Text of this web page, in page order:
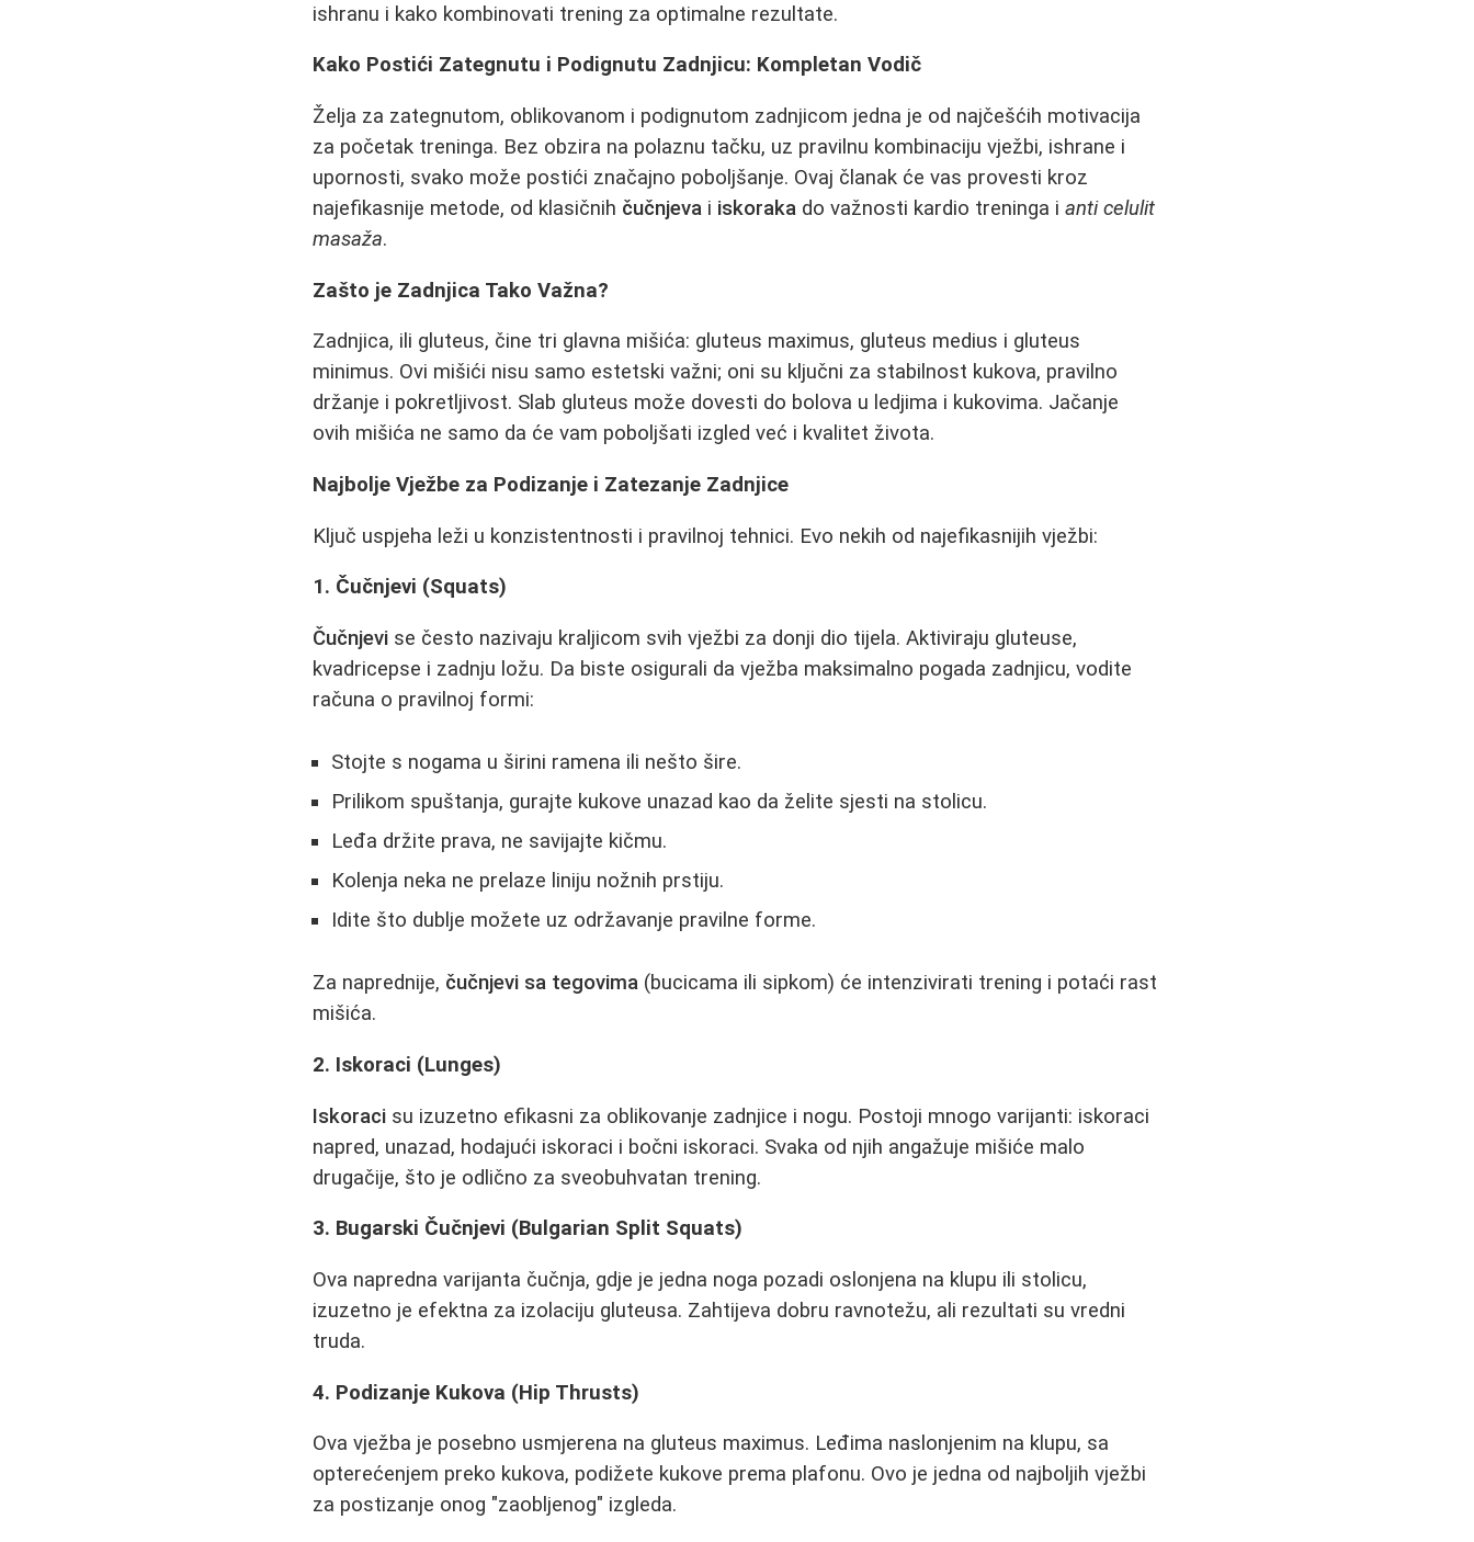
ishranu i kako kombinovati trening za optimalne rezultate.
Kako Postići Zategnutu i Podignutu Zadnjicu: Kompletan Vodič
Želja za zategnutom, oblikovanom i podignutom zadnjicom jedna je od najčešćih motivacija
za početak treninga. Bez obzira na polaznu tačku, uz pravilnu kombinaciju vježbi, ishrane i
upornosti, svako može postići značajno poboljšanje. Ovaj članak će vas provesti kroz
najefikasnije metode, od klasičnih čučnjeva i iskoraka do važnosti kardio treninga ianti celulit
masaža.
Zašto je Zadnjica Tako Važna?
Zadnjica, ili gluteus, čine tri glavna mišića: gluteus maximus, gluteus medius i gluteus
minimus. Ovi mišići nisu samo estetski važni; oni su ključni za stabilnost kukova, pravilno
držanje i pokretljivost. Slab gluteus može dovesti do bolova u ledjima i kukovima. Jačanje
ovih mišića ne samo da će vam poboljšati izgled već i kvalitet života.
Najbolje Vježbe za Podizanje i Zatezanje Zadnjice
Ključ uspjeha leži u konzistentnosti i pravilnoj tehnici. Evo nekih od najefikasnijih vježbi:
1. Čučnjevi (Squats)
Čučnjevi se često nazivaju kraljicom svih vježbi za donji dio tijela. Aktiviraju gluteuse,
kvadricepse i zadnju ložu. Da biste osigurali da vježba maksimalno pogada zadnjicu, vodite
računa o pravilnoj formi:
Stojte s nogama u širini ramena ili nešto šire.
Prilikom spuštanja, gurajte kukove unazad kao da želite sjesti na stolicu.
Leđa držite prava, ne savijajte kičmu.
Kolenja neka ne prelaze liniju nožnih prstiju.
Idite što dublje možete uz održavanje pravilne forme.
Za naprednije, čučnjevi sa tegovima (bucicama ili sipkom) će intenzivirati trening i potaći rast
mišića.
2. Iskoraci (Lunges)
Iskoraci su izuzetno efikasni za oblikovanje zadnjice i nogu. Postoji mnogo varijanti: iskoraci
napred, unazad, hodajući iskoraci i bočni iskoraci. Svaka od njih angažuje mišiće malo
drugačije, što je odlično za sveobuhvatan trening.
3. Bugarski Čučnjevi (Bulgarian Split Squats)
Ova napredna varijanta čučnja, gdje je jedna noga pozadi oslonjena na klupu ili stolicu,
izuzetno je efektna za izolaciju gluteusa. Zahtijeva dobru ravnotežu, ali rezultati su vredni
truda.
4. Podizanje Kukova (Hip Thrusts)
Ova vježba je posebno usmjerena na gluteus maximus. Leđima naslonjenim na klupu, sa
opterećenjem preko kukova, podižete kukove prema plafonu. Ovo je jedna od najboljih vježbi
za postizanje onog "zaobljenog" izgleda.